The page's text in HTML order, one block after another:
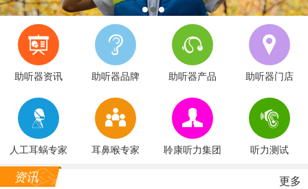
助听器资讯 助听器品牌 助听器产品 助听器门店
人工耳蜗专家 耳鼻喉专家 聆康听力集团 听力测试
资讯
更多